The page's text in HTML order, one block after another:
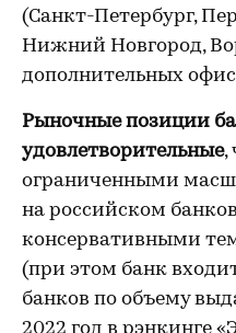
(Санкт-Петербург,
Нижний Новгород,
дополнительных
Рыночные позиции
удовлетворительные,
ограниченными
на российском
консервативными
(при этом банк
банков по объему